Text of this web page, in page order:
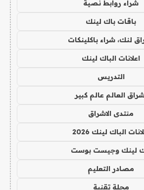
شراء روابط نصية
باقات باك لينك
لنك، شراء باكلينكات
اعلانات الباك لينك
التدريس
العالم عالم كبير
منتدى الاشراق
الباك لينك 2026
لينك وجيست بوست
مصادر التعليم
مجلة تقنية